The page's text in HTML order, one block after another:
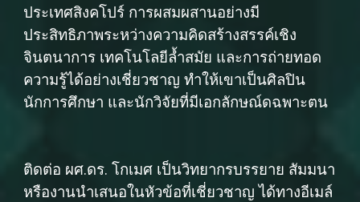
ประเทศสิงคโปร์ การผสมผสานอย่างมี
ประสิทธิภาพระหว่างความคิดสร้างสรรค์เชิง
จินตนาการ เทคโนโลยีล้ำสมัย และการถ่ายทอด
ความรู้ได้อย่างเชี่ยวชาญ ทำให้เขาเป็นศิลปิน
นักการศึกษา และนักวิจัยที่มีเอกลักษณ์ดฉพาะตน
ติดต่อ ผศ.ดร. โกเมศ เป็นวิทยากรบรรยาย สัมมนา
หรืองานนำเสนอในหัวข้อที่เชี่ยวชาญ ได้ทางอีเมล์